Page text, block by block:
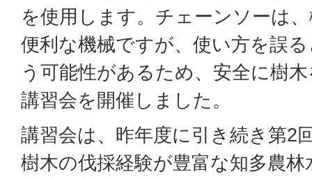
を使用します。チェーンソーは
便利な機械ですが、使い方を誤
う可能性があるため、安全に樹
講習会を開催しました。
講習会は、昨年度に引き続き第2
樹木の伐採経験が豊富な知多農